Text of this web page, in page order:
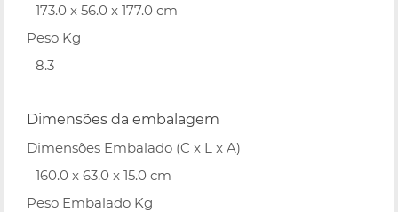
173.0 x 56.0 x 177.0 cm
Peso Kg
8.3
Dimensões da embalagem
Dimensões Embalado (C x L x A)
160.0 x 63.0 x 15.0 cm
Peso Embalado Kg